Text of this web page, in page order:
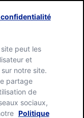
peut les
et
notre site.
partage
de
sociaux,
Politique